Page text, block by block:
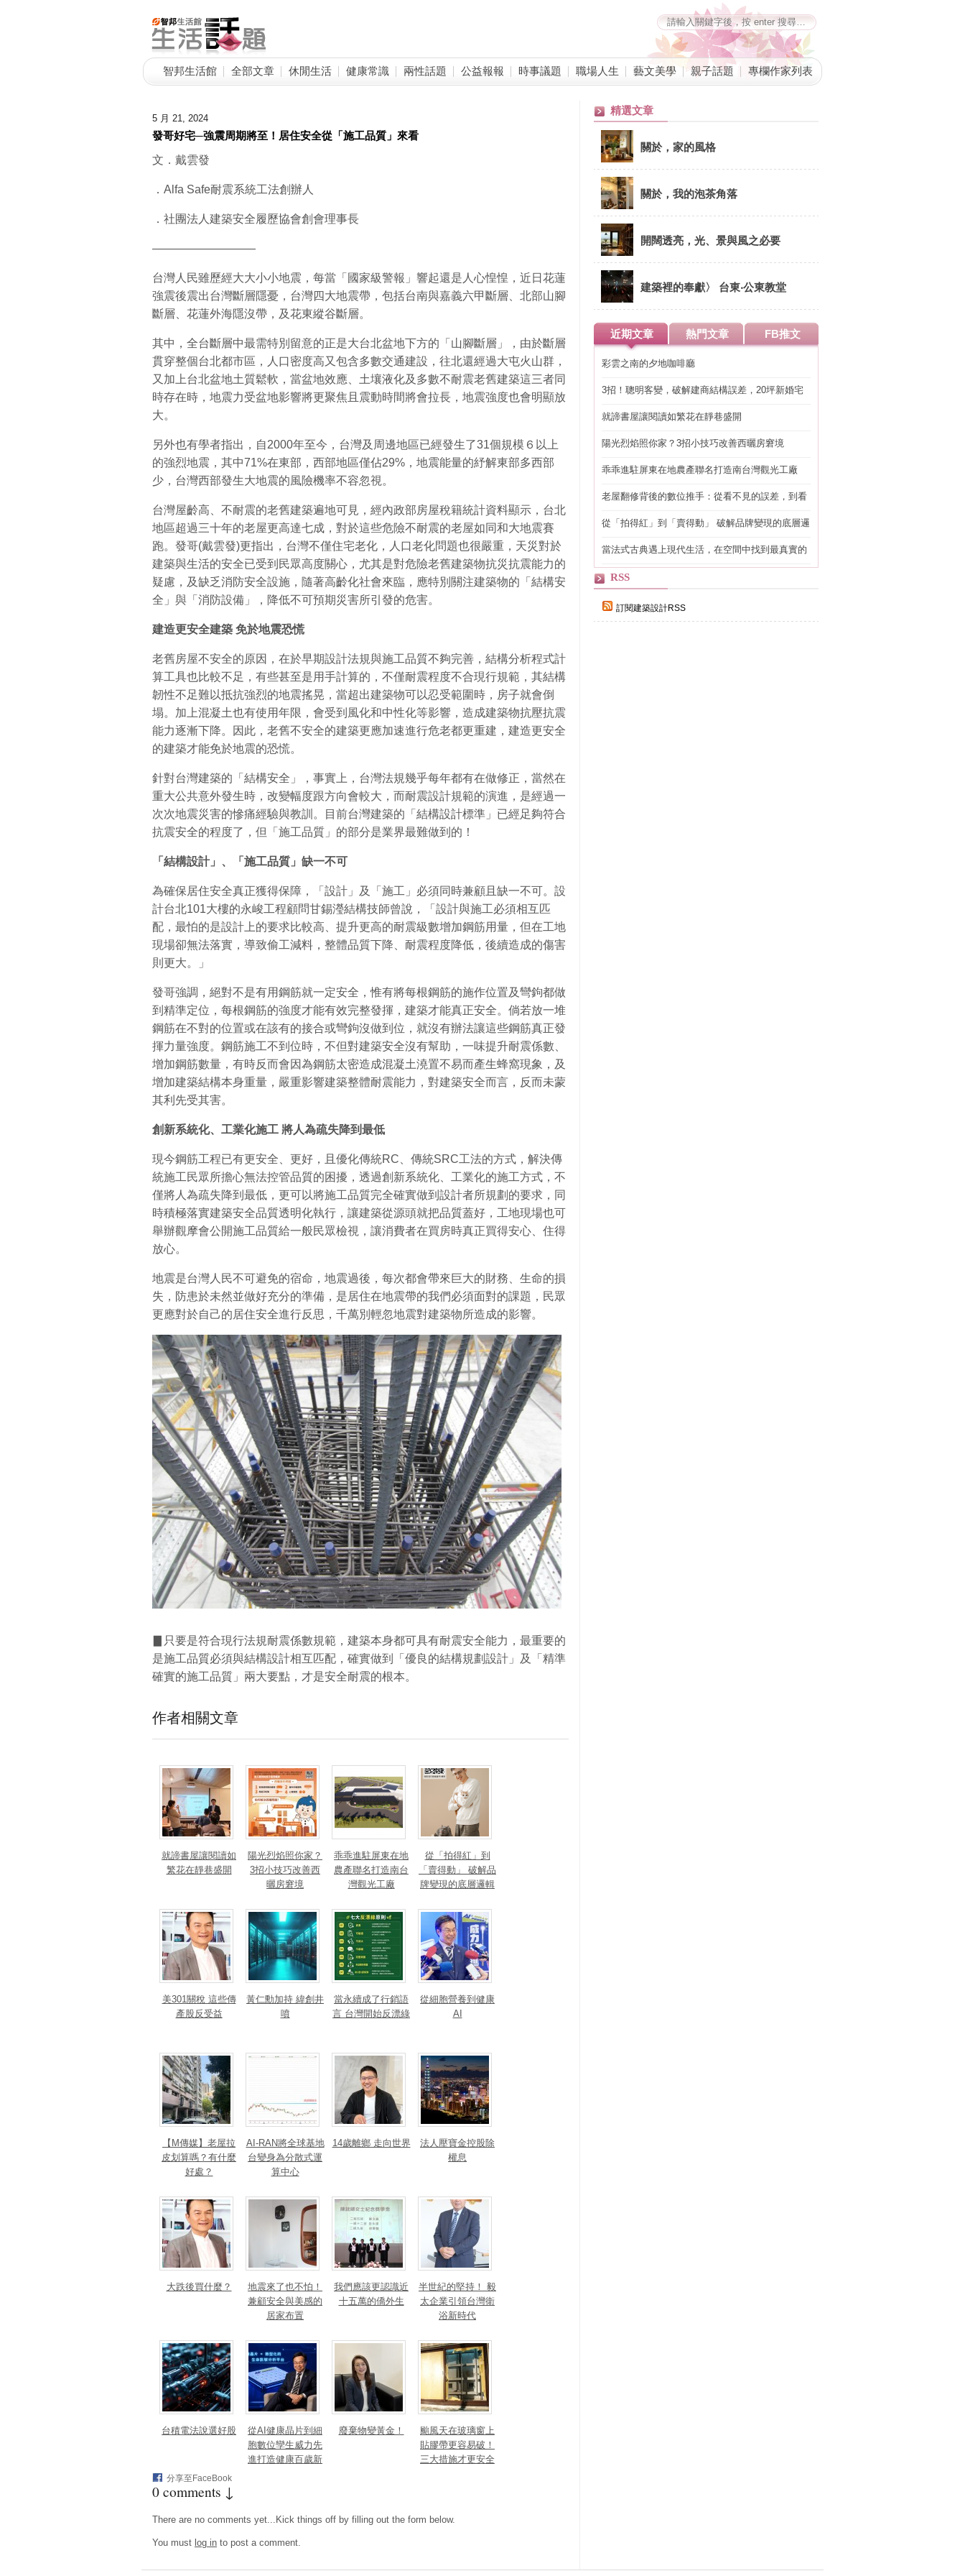
智邦生活館 全部文章 休閒生活 健康常識 兩性話題 公益報報 時事議題 職場人生 藝文美學 親子話題 專欄作家列表
5 月 21, 2024
發哥好宅─強震周期將至！居住安全從「施工品質」來看
文．戴雲發
．Alfa Safe耐震系統工法創辦人
．社團法人建築安全履歷協會創會理事長
—————————
台灣人民雖歷經大大小小地震，每當「國家級警報」響起還是人心惶惶，近日花蓮
強震後震出台灣斷層隱憂，台灣四大地震帶，包括台南與嘉義六甲斷層、北部山腳
斷層、花蓮外海隱沒帶，及花東縱谷斷層。
其中，全台斷層中最需特別留意的正是大台北盆地下方的「山腳斷層」，由於斷層
貫穿整個台北都市區，人口密度高又包含多數交通建設，往北還經過大屯火山群，
又加上台北盆地土質鬆軟，當盆地效應、土壤液化及多數不耐震老舊建築這三者同
時存在時，地震力受盆地影響將更聚焦且震動時間將會拉長，地震強度也會明顯放
大。
另外也有學者指出，自2000年至今，台灣及周邊地區已經發生了31個規模６以上
的強烈地震，其中71%在東部，西部地區僅佔29%，地震能量的紓解東部多西部
少，台灣西部發生大地震的風險機率不容忽視。
台灣屋齡高、不耐震的老舊建築遍地可見，經內政部房屋稅籍統計資料顯示，台北
地區超過三十年的老屋更高達七成，對於這些危險不耐震的老屋如同和大地震賽
跑。發哥(戴雲發)更指出，台灣不僅住宅老化，人口老化問題也很嚴重，天災對於
建築與生活的安全已受到民眾高度關心，尤其是對危險老舊建築物抗災抗震能力的
疑慮，及缺乏消防安全設施，隨著高齡化社會來臨，應特別關注建築物的「結構安
全」與「消防設備」，降低不可預期災害所引發的危害。
建造更安全建築 免於地震恐慌
老舊房屋不安全的原因，在於早期設計法規與施工品質不夠完善，結構分析程式計
算工具也比較不足，有些甚至是用手計算的，不僅耐震程度不合現行規範，其結構
韌性不足難以抵抗強烈的地震搖晃，當超出建築物可以忍受範圍時，房子就會倒
塌。加上混凝土也有使用年限，會受到風化和中性化等影響，造成建築物抗壓抗震
能力逐漸下降。因此，老舊不安全的建築更應加速進行危老都更重建，建造更安全
的建築才能免於地震的恐慌。
針對台灣建築的「結構安全」，事實上，台灣法規幾乎每年都有在做修正，當然在
重大公共意外發生時，改變幅度跟方向會較大，而耐震設計規範的演進，是經過一
次次地震災害的慘痛經驗與教訓。目前台灣建築的「結構設計標準」已經足夠符合
抗震安全的程度了，但「施工品質」的部分是業界最難做到的！
「結構設計」、「施工品質」缺一不可
為確保居住安全真正獲得保障，「設計」及「施工」必須同時兼顧且缺一不可。設
計台北101大樓的永峻工程顧問甘錫瀅結構技師曾說，「設計與施工必須相互匹
配，最怕的是設計上的要求比較高、提升更高的耐震級數增加鋼筋用量，但在工地
現場卻無法落實，導致偷工減料，整體品質下降、耐震程度降低，後續造成的傷害
則更大。」
發哥強調，絕對不是有用鋼筋就一定安全，惟有將每根鋼筋的施作位置及彎鉤都做
到精準定位，每根鋼筋的強度才能有效完整發揮，建築才能真正安全。倘若放一堆
鋼筋在不對的位置或在該有的接合或彎鉤沒做到位，就沒有辦法讓這些鋼筋真正發
揮力量強度。鋼筋施工不到位時，不但對建築安全沒有幫助，一味提升耐震係數、
增加鋼筋數量，有時反而會因為鋼筋太密造成混凝土澆置不易而產生蜂窩現象，及
增加建築結構本身重量，嚴重影響建築整體耐震能力，對建築安全而言，反而未蒙
其利先受其害。
創新系統化、工業化施工 將人為疏失降到最低
現今鋼筋工程已有更安全、更好，且優化傳統RC、傳統SRC工法的方式，解決傳
統施工民眾所擔心無法控管品質的困擾，透過創新系統化、工業化的施工方式，不
僅將人為疏失降到最低，更可以將施工品質完全確實做到設計者所規劃的要求，同
時積極落實建築安全品質透明化執行，讓建築從源頭就把品質蓋好，工地現場也可
舉辦觀摩會公開施工品質給一般民眾檢視，讓消費者在買房時真正買得安心、住得
放心。
地震是台灣人民不可避免的宿命，地震過後，每次都會帶來巨大的財務、生命的損
失，防患於未然並做好充分的準備，是居住在地震帶的我們必須面對的課題，民眾
更應對於自己的居住安全進行反思，千萬別輕忽地震對建築物所造成的影響。
▊只要是符合現行法規耐震係數規範，建築本身都可具有耐震安全能力，最重要的
是施工品質必須與結構設計相互匹配，確實做到「優良的結構規劃設計」及「精準
確實的施工品質」兩大要點，才是安全耐震的根本。
作者相關文章
就諦書屋讓閱讀如
繁花在靜巷盛開
陽光烈焰照你家？
3招小技巧改善西
曬房窘境
乖乖進駐屏東在地
農產聯名打造南台
灣觀光工廠
從「拍得紅」到
「賣得動」 破解品
牌變現的底層邏輯
美301關稅 這些傳
產股反受益
黃仁勳加持 緯創井
噴
當永續成了行銷語
言 台灣開始反漂綠
從細胞營養到健康
AI
【M傳媒】老屋拉
皮划算嗎？有什麼
好處？
AI-RAN將全球基地
台變身為分散式運
算中心
14歲離鄉 走向世界
法人壓寶金控股除
權息
大跌後買什麼？
地震來了也不怕！
兼顧安全與美感的
居家布置
我們應該更認識近
十五萬的僑外生
半世紀的堅持！ 毅
太企業引領台灣衛
浴新時代
台積電法說選好股
從AI健康晶片到細
胞數位孿生威力先
進打造健康百歲新
廢棄物變黃金！
颱風天在玻璃窗上
貼膠帶更容易破！
三大措施才更安全
分享至FaceBook
0 comments ↓
There are no comments yet...Kick things off by filling out the form below.
You must log in to post a comment.
精選文章
關於，家的風格
關於，我的泡茶角落
開闊透亮，光、景與風之必要
建築裡的奉獻〉 台東‧公東教堂
近期文章 熱門文章 FB推文
彩雲之南的夕地咖啡廳
3招！聰明客變，破解建商結構誤差，20坪新婚宅
就諦書屋讓閱讀如繁花在靜巷盛開
陽光烈焰照你家？3招小技巧改善西曬房窘境
乖乖進駐屏東在地農產聯名打造南台灣觀光工廠
老屋翻修背後的數位推手：從看不見的誤差，到看
從「拍得紅」到「賣得動」 破解品牌變現的底層邏
當法式古典遇上現代生活，在空間中找到最真實的
RSS
訂閱建築設計RSS